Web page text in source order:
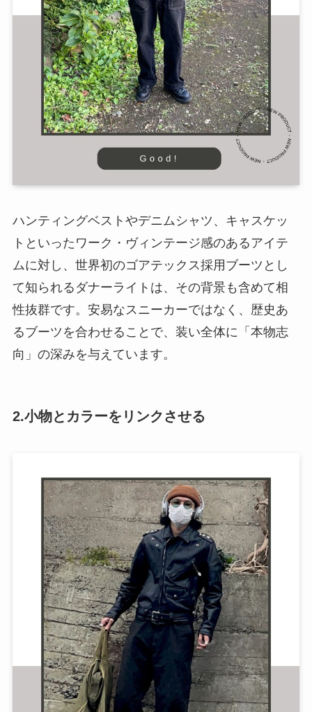
ハンティングベストやデニムシャツ、キャスケッ
トといったワーク・ヴィンテージ感のあるアイテ
ムに対し、世界初のゴアテックス採用ブーツとし
て知られるダナーライトは、その背景も含めて相
性抜群です。安易なスニーカーではなく、歴史あ
るブーツを合わせることで、装い全体に「本物志
向」の深みを与えています。
2.小物とカラーをリンクさせる